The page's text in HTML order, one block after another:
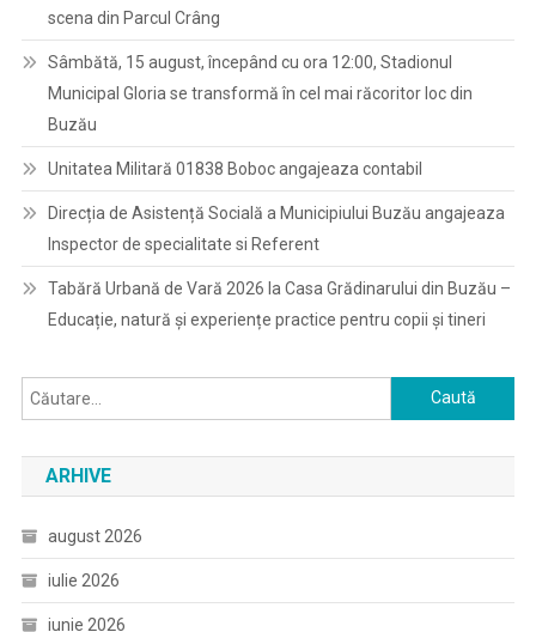
scena din Parcul Crâng
Sâmbătă, 15 august, începând cu ora 12:00, Stadionul
Municipal Gloria se transformă în cel mai răcoritor loc din
Buzău
Unitatea Militară 01838 Boboc angajeaza contabil
Direcția de Asistență Socială a Municipiului Buzău angajeaza
Inspector de specialitate si Referent
Tabără Urbană de Vară 2026 la Casa Grădinarului din Buzău –
Educație, natură și experiențe practice pentru copii și tineri
Caută
după:
ARHIVE
august 2026
iulie 2026
iunie 2026